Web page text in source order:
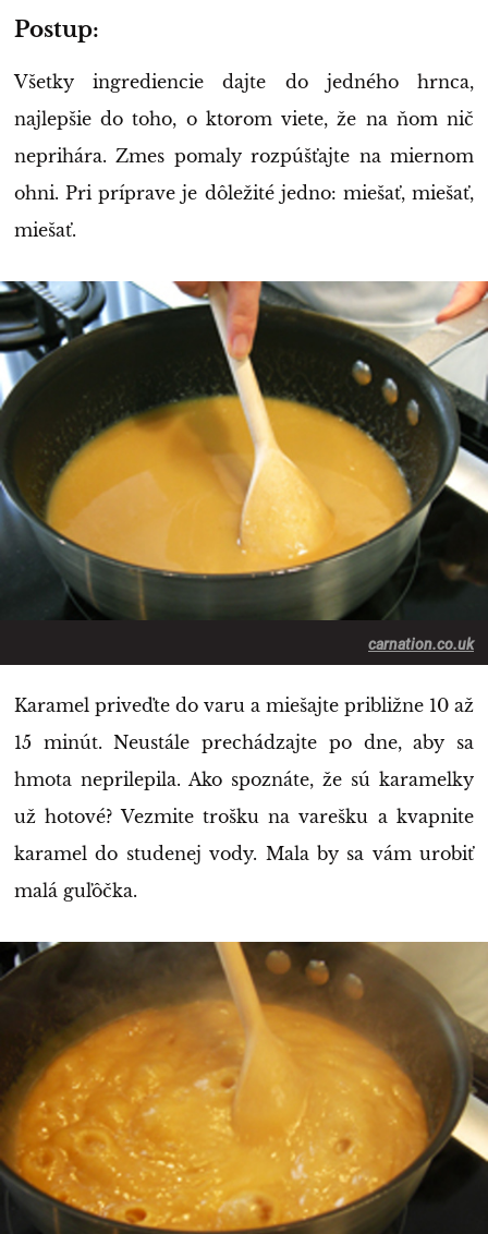
Postup:
Všetky ingrediencie dajte do jedného hrnca,
najlepšie do toho, o ktorom viete, že na ňom nič
neprihára. Zmes pomaly rozpúšťajte na miernom
ohni. Pri príprave je dôležité jedno: miešať, miešať,
miešať.
carnation.co.uk
Karamel priveďte do varu a miešajte približne 10 až
15 minút. Neustále prechádzajte po dne, aby sa
hmota neprilepila. Ako spoznáte, že sú karamelky
už hotové? Vezmite trošku na varešku a kvapnite
karamel do studenej vody. Mala by sa vám urobiť
malá guľôčka.